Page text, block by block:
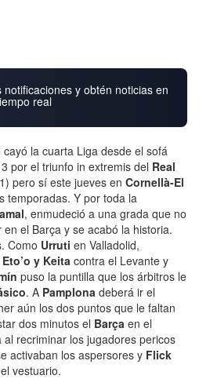
y obtén noticias en
real
cayó la cuarta Liga desde el sofá
por el triunfo in extremis del Real
pero sí este jueves en Cornellà-El
temporadas. Y por toda la
, enmudeció a una grada que no
el Barça y se acabó la historia.
Como Urruti en Valladolid,
Eto’o y Keita contra el Levante y
puso la puntilla que los árbitros le
. A Pamplona deberá ir el
aún los dos puntos que le faltan
dos minutos el Barça en el
recriminar los jugadores pericos
activaban los aspersores y Flick
vestuario.